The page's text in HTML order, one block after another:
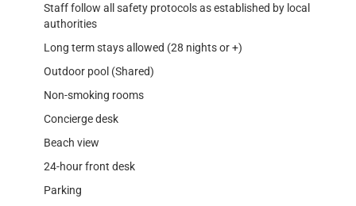
Staff follow all safety protocols as established by local
authorities
Long term stays allowed (28 nights or +)
Outdoor pool (Shared)
Non-smoking rooms
Concierge desk
Beach view
24-hour front desk
Parking